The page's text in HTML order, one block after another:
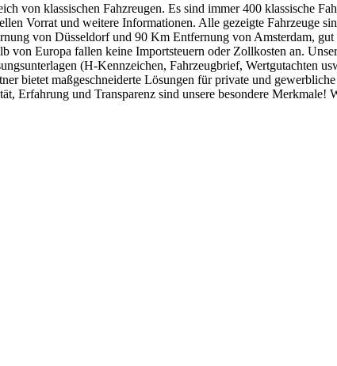
von klassischen Fahzreugen. Es sind immer 400 klassische
Vorrat und weitere Informationen. Alle gezeigte Fahrzeuge
von Düsseldorf und 90 Km Entfernung von Amsterdam,
Europa fallen keine Importsteuern oder Zollkosten an.
(H-Kennzeichen, Fahrzeugbrief, Wertgutachten
bietet maßgeschneiderte Lösungen für private und
Erfahrung und Transparenz sind unsere besondere Merkmale!